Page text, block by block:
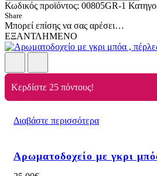
Κωδικός προϊόντος: 00805GR-1
Share
Μπορεί επίσης να σας αρέσει…
ΕΞΑΝΤΛΗΜΕΝΟ
Κερδίστε 25 πόντους!
Διαβάστε περισσότερα
Αρωματοδοχείο με γκρι